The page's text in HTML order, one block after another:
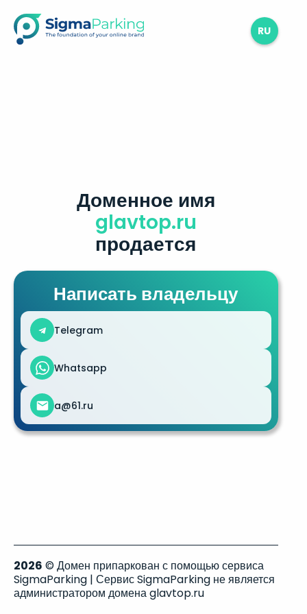
RU
Доменное имя
glavtop.ru
продается
Написать владельцу
Telegram
Whatsapp
a@61.ru
2026 © Домен припаркован с помощью сервиса
SigmaParking | Сервис SigmaParking не является
администратором домена glavtop.ru